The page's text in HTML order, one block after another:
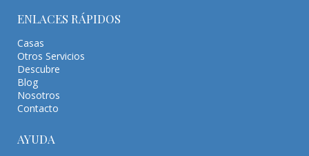
ENLACES RÁPIDOS
Casas
Otros Servicios
Descubre
Blog
Nosotros
Contacto
AYUDA